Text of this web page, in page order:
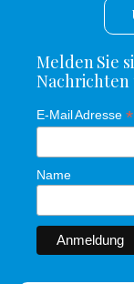
Melden Sie
Nachrichten
E-Mail Adresse *
Name